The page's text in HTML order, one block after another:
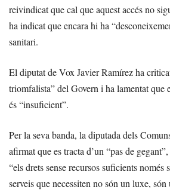
reivindicat que cal que aquest accés no
ha indicat que encara hi ha
sanitari.
El diputat de Vox Javier Ramírez ha
triomfalista” del Govern i ha lamentat que
és “insuficient”.
Per la seva banda, la diputada dels
afirmat que es tracta d’un “pas de
“els drets sense recursos suficients només
serveis que necessiten no són un luxe,